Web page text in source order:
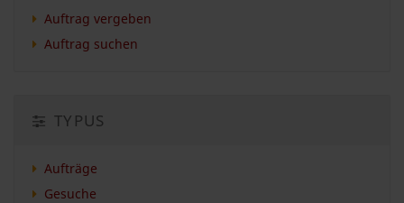
Auftrag vergeben
Auftrag suchen
TYPUS
Aufträge
Gesuche